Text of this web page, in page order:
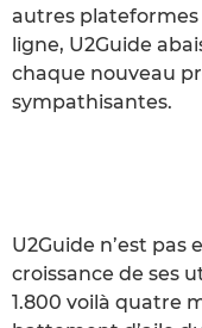
autres
ligne, U2Guide
chaque nouveau
sympathisantes.
U2Guide n’est pas
croissance de ses
1.800 voilà quatre